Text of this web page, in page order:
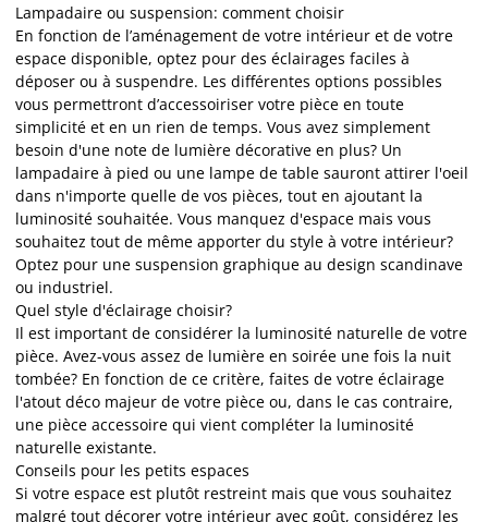
Lampadaire ou suspension: comment choisir
En fonction de l’aménagement de votre intérieur et de votre
espace disponible, optez pour des éclairages faciles à
déposer ou à suspendre. Les différentes options possibles
vous permettront d’accessoiriser votre pièce en toute
simplicité et en un rien de temps. Vous avez simplement
besoin d'une note de lumière décorative en plus? Un
lampadaire à pied ou une lampe de table sauront attirer l'oeil
dans n'importe quelle de vos pièces, tout en ajoutant la
luminosité souhaitée. Vous manquez d'espace mais vous
souhaitez tout de même apporter du style à votre intérieur?
Optez pour une suspension graphique au design scandinave
ou industriel.
Quel style d'éclairage choisir?
Il est important de considérer la luminosité naturelle de votre
pièce. Avez-vous assez de lumière en soirée une fois la nuit
tombée? En fonction de ce critère, faites de votre éclairage
l'atout déco majeur de votre pièce ou, dans le cas contraire,
une pièce accessoire qui vient compléter la luminosité
naturelle existante.
Conseils pour les petits espaces
Si votre espace est plutôt restreint mais que vous souhaitez
malgré tout décorer votre intérieur avec goût, considérez les